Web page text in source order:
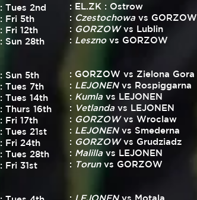
: Tues 2nd
: Fri 5th
: Fri 12th
: Sun 28th
: Sun 5th
: Tues 7th
: Tues 14th
: Thurs 16th
: Fri 17th
: Tues 21st
: Fri 24th
: Tues 28th
: Fri 31st
: EL.ZK : Ostrow
: Czestochowa vs GORZOW
: GORZOWvs Lublin
: Lesznovs GORZOW
: GORZOW vs Zielona Gora
: LEJONENvs Rospiggarna
: Kumla vs LEJONEN
: Vetlanda vs LEJONEN
: GORZOWvs Wroclaw
: LEJONENvs Smederna
: GORZOWvs Grudziadz
: Malilla vs LEJONEN
: Torunvs GORZOW
: LEJONENvs Motala